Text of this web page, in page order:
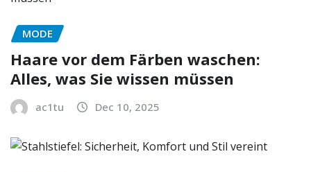
MODE
Haare vor dem Färben waschen:
Alles, was Sie wissen müssen
ac1tu Dec 10, 2025